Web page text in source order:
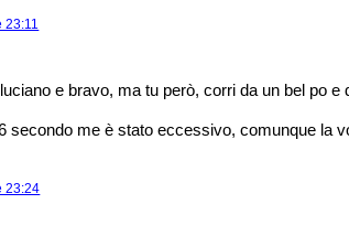
e bravo, ma tu però, corri da un bel po e
secondo me è stato eccessivo, comunque la
23:24